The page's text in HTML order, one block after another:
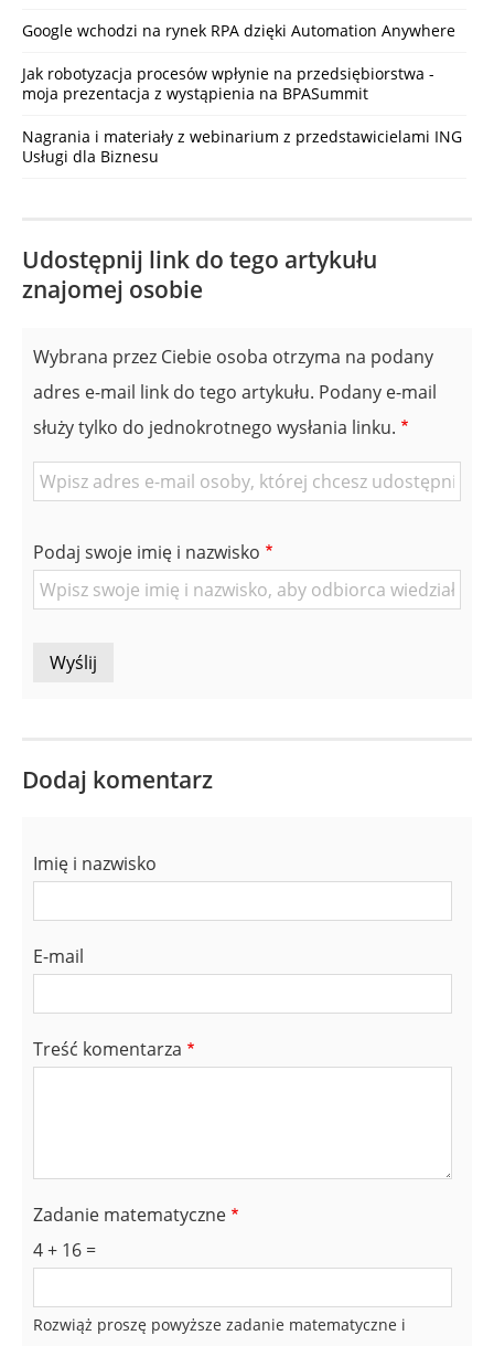
Google wchodzi na rynek RPA dzięki Automation Anywhere
Jak robotyzacja procesów wpłynie na przedsiębiorstwa -
moja prezentacja z wystąpienia na BPASummit
Nagrania i materiały z webinarium z przedstawicielami ING
Usługi dla Biznesu
Udostępnij link do tego artykułu
znajomej osobie
Wybrana przez Ciebie osoba otrzyma na podany
adres e-mail link do tego artykułu. Podany e-mail
służy tylko do jednokrotnego wysłania linku.
E-
znajomej
Osoby
Podaj swoje imię i nazwisko
Dodaj komentarz
Imię i nazwisko
E-mail
Treść komentarza
Zadanie matematyczne
4 + 16 =
Rozwiąż proszę powyższe zadanie matematyczne i